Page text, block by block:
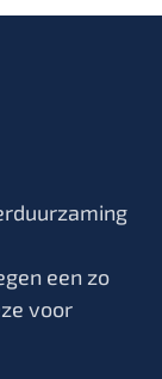
een zo
voor